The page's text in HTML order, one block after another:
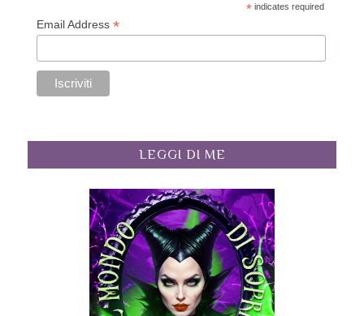
* indicates required
Email Address*
LEGGI DI ME